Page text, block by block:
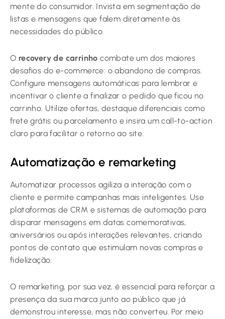
mente do consumidor. Invista em segmentação de
listas e mensagens que falem diretamente às
necessidades do público.
O recovery de carrinho combate um dos maiores
desafios do e-commerce: o abandono de compras.
Configure mensagens automáticas para lembrar e
incentivar o cliente a finalizar o pedido que ficou no
carrinho. Utilize ofertas, destaque diferenciais como
frete grátis ou parcelamento e insira um call-to-action
claro para facilitar o retorno ao site.
Automatização e remarketing
Automatizar processos agiliza a interação com o
cliente e permite campanhas mais inteligentes. Use
plataformas de CRM e sistemas de automação para
disparar mensagens em datas comemorativas,
aniversários ou após interações relevantes, criando
pontos de contato que estimulam novas compras e
fidelização.
O remarketing, por sua vez, é essencial para reforçar a
presença da sua marca junto ao público que já
demonstrou interesse, mas não converteu. Por meio